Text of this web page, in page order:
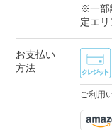
※一部
定エリ
お支払い
方法
ご利用